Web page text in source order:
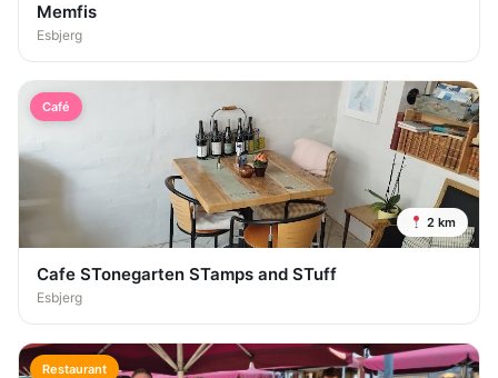
Memfis
Esbjerg
Café
2 km
Cafe STonegarten STamps and STuff
Esbjerg
Restaurant